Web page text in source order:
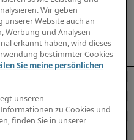
Wir geben
Website auch an
Werbung und Analysen
erkannt haben, wird dieses
bestimmter Cookies
Sie meine persönlichen
unseren
zu Cookies und
finden Sie in unserer